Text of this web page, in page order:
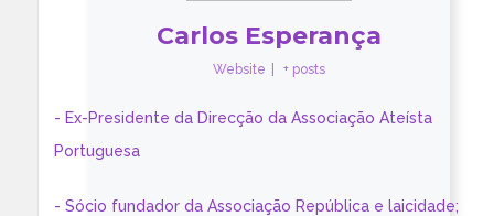
Carlos Esperança
Website + posts
- Ex-Presidente da Direcção da Associação Ateísta
Portuguesa
- Sócio fundador da Associação República e laicidade;